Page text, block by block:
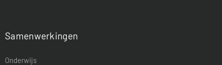
Samenwerkingen
Onderwijs